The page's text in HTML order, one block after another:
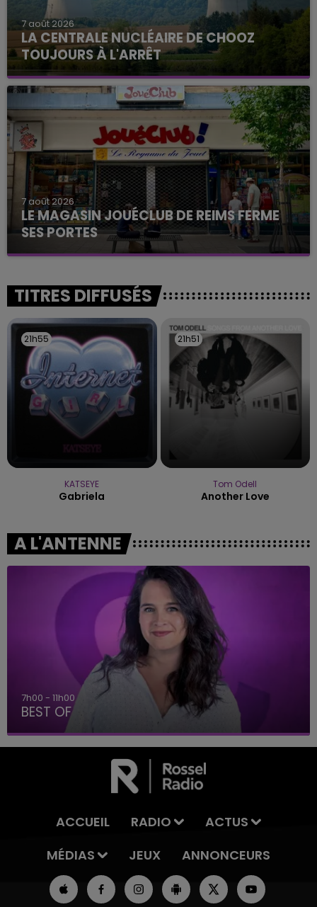
7 août 2026
LA CENTRALE NUCLÉAIRE DE CHOOZ
TOUJOURS À L'ARRÊT
Cela fait déjà une semaine que la centrale
nucléaire ardennaise est à l'arrêt. Une situation
justifiée par la sécheresse intense qui est toujours
présente.
7 août 2026
LE MAGASIN JOUÉCLUB DE REIMS FERME
SES PORTES
C'était l'une des institutions du centre-ville
fermer ses portes.
TITRES DIFFUSÉS
21h55
21h55
KATSEYE
Gabriela
21h51
21h51
Tom Odell
Another Love
A L'ANTENNE
7h00 - 11h00
BEST OF
ACCUEIL RADIO
ACTUS
MÉDIAS
JEUX ANNONCEURS